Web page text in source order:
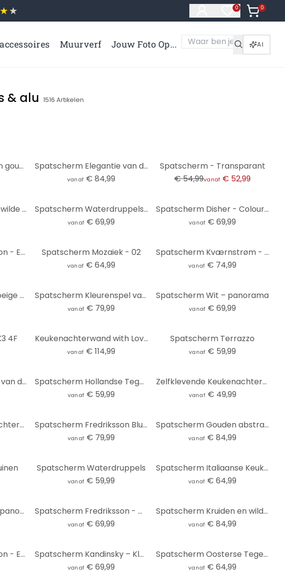
0
Artikelen in
0
Artikelen
Muurverf Jouw Foto Op... AI
& alu 1516 Artikelen
Spatscherm Marmer in goudgroen - Haase Spatscherm Elegantie van de oceaan - Gouden stromen - Alpenglow Workshop - Panorama
vanaf € 84,99
Spatscherm - Transparant
€ 54,99vanaf € 52,99
Spatscherm Kleurrijke wilde bloemen - UN Designs Spatscherm Waterdruppels - Panorama
vanaf € 69,99
Spatscherm Disher - Colourful Poppies
vanaf € 69,99
Spatscherm Fredriksson - Emeralds - panorama Spatscherm Mozaiek - 02
vanaf € 64,99
Spatscherm Kværnstrøm - Dew-covered sunrise
vanaf € 74,99
Spatscherm van een beige stenen muur - Pictufy Studio Spatscherm Kleurenspel van goudgroen - Schmucker - Panorama
vanaf € 79,99
Spatscherm Wit – panorama
vanaf € 69,99
4F Keukenachterwand with Love from Morocco
vanaf € 114,99
Spatscherm Terrazzo
vanaf € 59,99
Spatscherm Elegantie van de oceaan - Gouden stromen - Alpenglow Workshop Spatscherm Hollandse Tegeltjes 04
vanaf € 59,99
Zelfklevende Keukenachterwand Terrazzo
vanaf € 49,99
Zelfklevende Keukenachterwand Zomerbloemen Spatscherm Fredriksson Blue Geometry - panorama
vanaf € 79,99
Spatscherm Gouden abstract - Hobday
vanaf € 84,99
Spatscherm Waterdruppels
vanaf € 59,99
Spatscherm Italiaanse Keuken
vanaf € 64,99
Spatscherm Terrazzo panorama Spatscherm Fredriksson - Gold & Copper Hexagons
vanaf € 69,99
Spatscherm Kruiden en wilde bloemen - UN Designs
vanaf € 84,99
Spatscherm Fredriksson - Emeralds Spatscherm Kandinsky – Kleurenstudie
vanaf € 69,99
Spatscherm Oosterse Tegeltjes 01
vanaf € 64,99